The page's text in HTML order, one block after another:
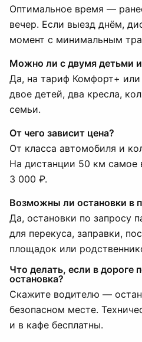
Оптимальное время —
вечер. Если выезд днём,
момент с минимальным
Можно ли с двумя детьми
Да, на тариф Комфорт+
двое детей, два кресла,
семьи.
От чего зависит цена?
От класса автомобиля и
На дистанции 50 км
3 000 ₽.
Возможны ли остановки в
Да, остановки по запросу
для перекуса, заправки,
площадок или
Что делать, если в дороге
остановка?
Скажите водителю —
безопасном месте.
и в кафе бесплатны.